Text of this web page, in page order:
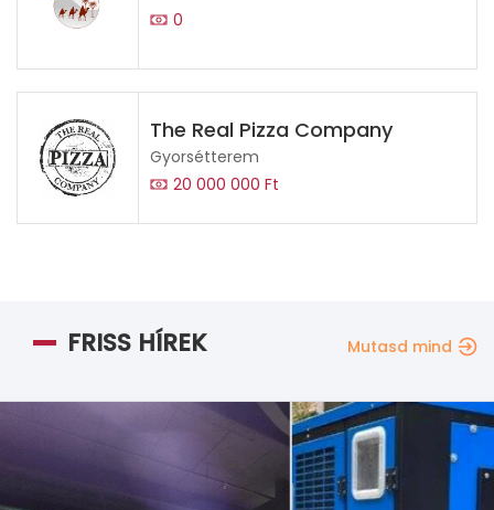
0
The Real Pizza Company
Gyorsétterem
20 000 000 Ft
FRISS HÍREK Mutasd mind